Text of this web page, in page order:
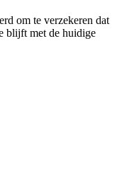
om te verzekeren dat
blijft met de huidige